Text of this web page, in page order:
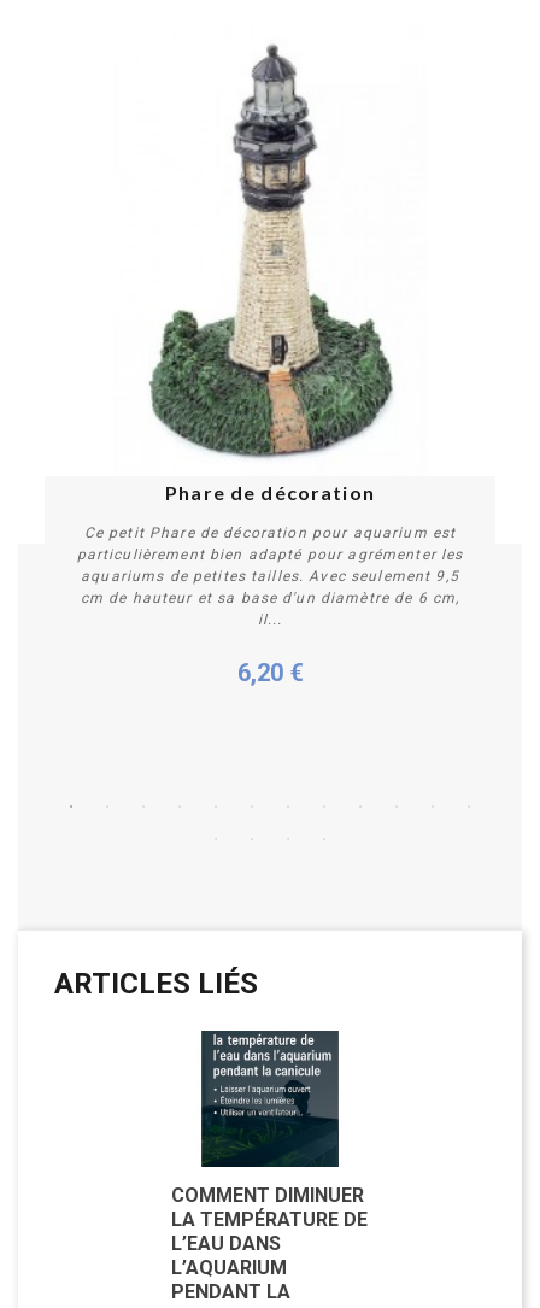
Acheter
Phare de décoration
Ce petit Phare de décoration pour aquarium est
particulièrement bien adapté pour agrémenter les
aquariums de petites tailles. Avec seulement 9,5
cm de hauteur et sa base d'un diamètre de 6 cm,
il...
6,20 €
ARTICLES LIÉS
COMMENT DIMINUER
LA TEMPÉRATURE DE
L’EAU DANS
L’AQUARIUM
PENDANT LA